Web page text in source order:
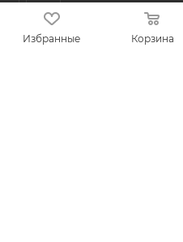
Избранные Корзина